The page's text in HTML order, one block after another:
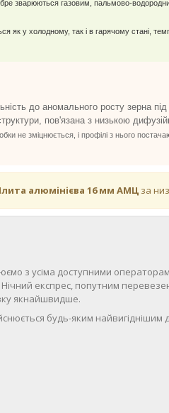
зварюються газовим, пальмово-
як у холодному, так і в гарячому стані,
до аномального росту зерна
пов'язана з низькою
не зміцнюється, і профілі з нього
алюмінієва 16 мм АМЦ за
з усіма доступними
експрес, попутним
якнайшвидше.
будь-яким найвигіднішим